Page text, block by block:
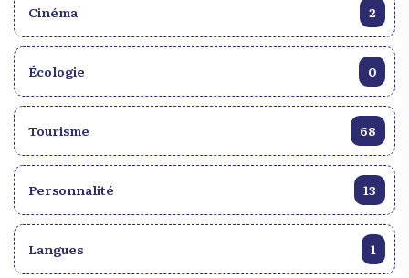
Cinéma 2
Écologie 0
Tourisme 68
Personnalité 13
Langues 1